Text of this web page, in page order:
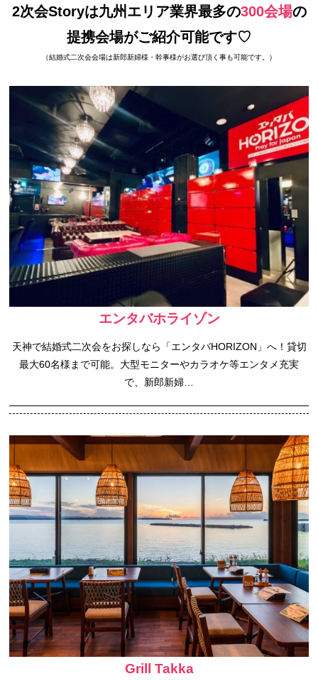
2次会Storyは九州エリア業界最多の300会場の
提携会場がご紹介可能です♡
（結婚式二次会会場は新郎新婦様・幹事様がお選び頂く事も可能です。）
エンタバホライゾン
天神で結婚式二次会をお探しなら「エンタバHORIZON」へ！貸切
最大60名様まで可能。大型モニターやカラオケ等エンタメ充実
で、新郎新婦…
Grill Takka